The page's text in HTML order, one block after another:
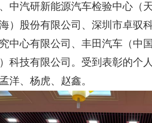
、 中汽研新能源汽车检验中心（
）股份有限公司、深圳市卓驭
中心有限公司、丰田汽车（中
科技有限公司 。受到表彰的个
洋、 杨虎、 赵鑫。